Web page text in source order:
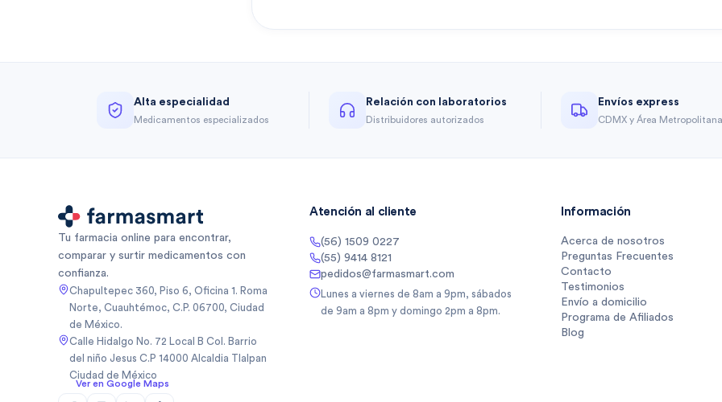
Alta especialidad
Medicamentos especializados
Relación con laboratorios
Distribuidores autorizados
Envíos express
CDMX y Área Metropolitana
Tu farmacia online para encontrar,
comparar y surtir medicamentos con
confianza.
Chapultepec 360, Piso 6, Oficina 1. Roma
Norte, Cuauhtémoc, C.P. 06700, Ciudad
de México.
Calle Hidalgo No. 72 Local B Col. Barrio
del niño Jesus C.P 14000 Alcaldia Tlalpan
Ciudad de México
Ver en Google Maps
Atención al cliente
(56) 1509 0227
(55) 9414 8121
pedidos@farmasmart.com
Lunes a viernes de 8am a 9pm, sábados
de 9am a 8pm y domingo 2pm a 8pm.
Información
Acerca de nosotros
Preguntas Frecuentes
Contacto
Testimonios
Envío a domicilio
Programa de Afiliados
Blog